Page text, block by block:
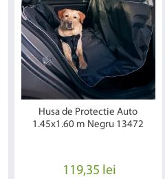
Husa de Protectie Auto
1.45x1.60 m Negru 13472
119,35 lei